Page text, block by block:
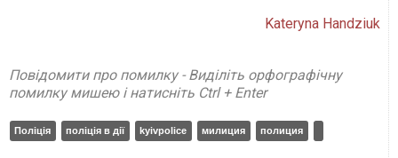
Kateryna Handziuk
Повідомити про помилку - Виділіть орфографічну
помилку мишею і натисніть Ctrl + Enter
Поліція поліція в дії kyivpolice милиция полиция